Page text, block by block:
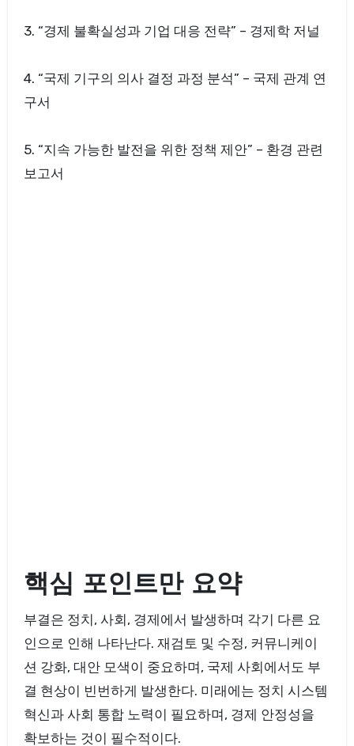
3. “경제 불확실성과 기업 대응 전략” – 경제학 저널
4. “국제 기구의 의사 결정 과정 분석” – 국제 관계 연
구서
5. “지속 가능한 발전을 위한 정책 제안” – 환경 관련
보고서
핵심 포인트만 요약
부결은 정치, 사회, 경제에서 발생하며 각기 다른 요
인으로 인해 나타난다. 재검토 및 수정, 커뮤니케이
션 강화, 대안 모색이 중요하며, 국제 사회에서도 부
결 현상이 빈번하게 발생한다. 미래에는 정치 시스템
혁신과 사회 통합 노력이 필요하며, 경제 안정성을
확보하는 것이 필수적이다.